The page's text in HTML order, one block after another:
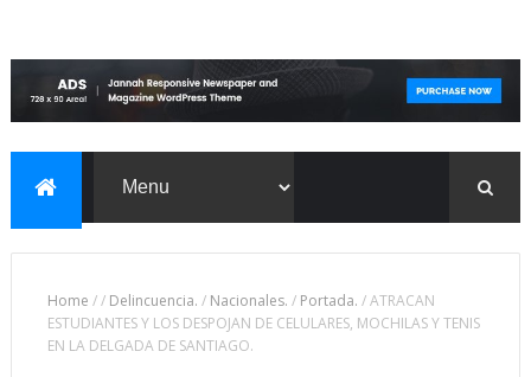
Home // Delincuencia. / Nacionales. / Portada. /ATRACAN
ESTUDIANTES Y LOS DESPOJAN DE CELULARES, MOCHILAS Y TENIS
EN LA DELGADA DE SANTIAGO.